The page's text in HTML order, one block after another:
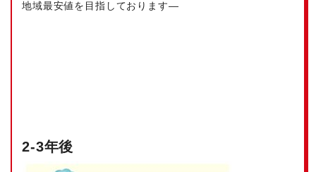
地域最安値を目指しております—
2-3年後